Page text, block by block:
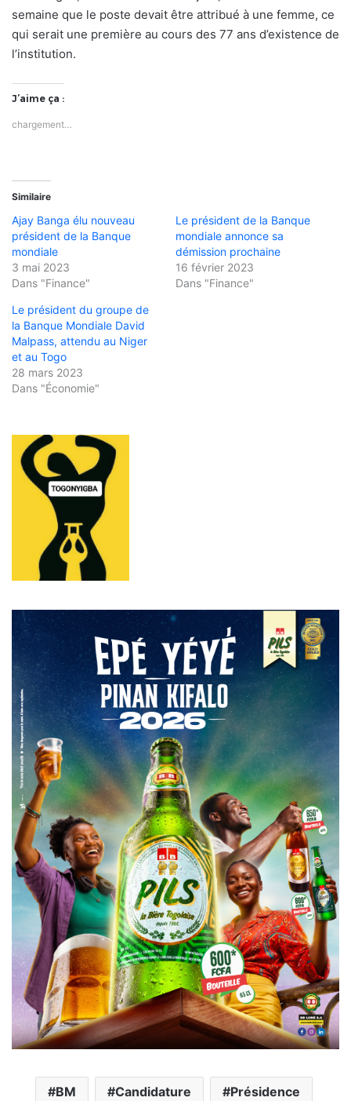
semaine que le poste devait être attribué à une femme, ce
qui serait une première au cours des 77 ans d’existence de
l’institution.
J’aime ça :
chargement…
Similaire
Ajay Banga élu nouveau
président de la Banque
mondiale
3 mai 2023
Dans "Finance"
Le président de la Banque
mondiale annonce sa
démission prochaine
16 février 2023
Dans "Finance"
Le président du groupe de
la Banque Mondiale David
Malpass, attendu au Niger
et au Togo
28 mars 2023
Dans "Économie"
BM Candidature Présidence